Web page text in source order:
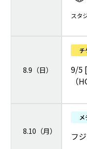
スタ
8.9（日）
チ
9/5
（
8.10（月） フ